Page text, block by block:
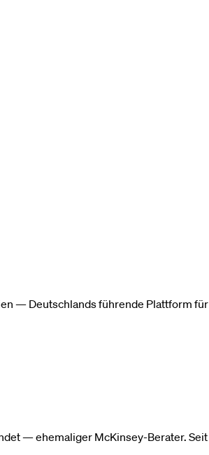
— Deutschlands führende Plattform für
— ehemaliger McKinsey-Berater. Seit